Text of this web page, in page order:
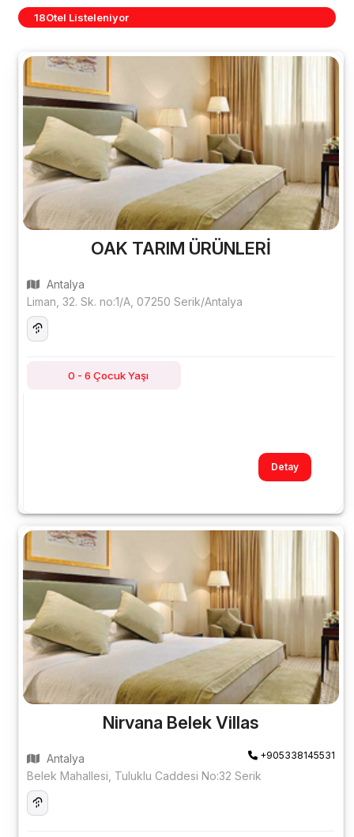
18Otel Listeleniyor
OAK TARIM ÜRÜNLERİ
Antalya
Liman, 32. Sk. no:1/A, 07250 Serik/Antalya
0 - 6 Çocuk Yaşı
Detay
Nirvana Belek Villas
Antalya +905338145531
Belek Mahallesi, Tuluklu Caddesi No:32 Serik